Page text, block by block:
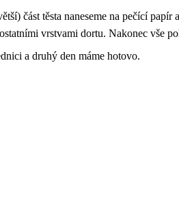
část těsta naneseme na pečící
vrstvami dortu. Nakonec vše
a druhý den máme hotovo.